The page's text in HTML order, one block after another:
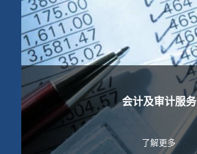
会计及审计服务
了解更多